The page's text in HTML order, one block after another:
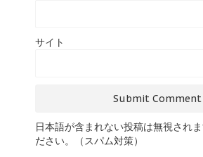
サイト
日本語が含まれない投稿は無視され
ださい。（スパム対策）